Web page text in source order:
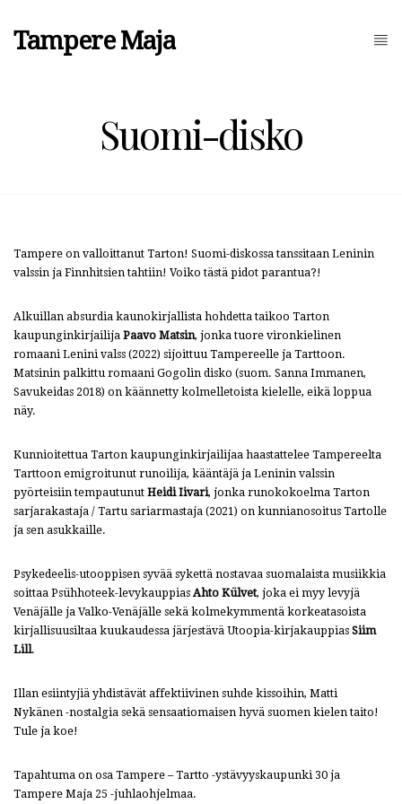
Tampere Maja
Suomi-disko
Tampere on valloittanut Tarton! Suomi-diskossa tanssitaan Leninin
valssin ja Finnhitsien tahtiin! Voiko tästä pidot parantua?!
Alkuillan absurdia kaunokirjallista hohdetta taikoo Tarton
kaupunginkirjailija Paavo Matsin, jonka tuore vironkielinen
romaani Lenini valss (2022) sijoittuu Tampereelle ja Tarttoon.
Matsinin palkittu romaani Gogolin disko (suom. Sanna Immanen,
Savukeidas 2018) on käännetty kolmelletoista kielelle, eikä loppua
näy.
Kunnioitettua Tarton kaupunginkirjailijaa haastattelee Tampereelta
Tarttoon emigroitunut runoilija, kääntäjä ja Leninin valssin
pyörteisiin tempautunut Heidi Iivari, jonka runokokoelma Tarton
sarjarakastaja / Tartu sariarmastaja (2021) on kunnianosoitus Tartolle
ja sen asukkaille.
Psykedeelis-utooppisen syvää sykettä nostavaa suomalaista musiikkia
soittaa Psühhoteek-levykauppias Ahto Külvet, joka ei myy levyjä
Venäjälle ja Valko-Venäjälle sekä kolmekymmentä korkeatasoista
kirjallisuusiltaa kuukaudessa järjestävä Utoopia-kirjakauppias Siim
Lill.
Illan esiintyjiä yhdistävät affektiivinen suhde kissoihin, Matti
Nykänen -nostalgia sekä sensaatiomaisen hyvä suomen kielen taito!
Tule ja koe!
Tapahtuma on osa Tampere – Tartto -ystävyyskaupunki 30 ja
Tampere Maja 25 -juhlaohjelmaa.